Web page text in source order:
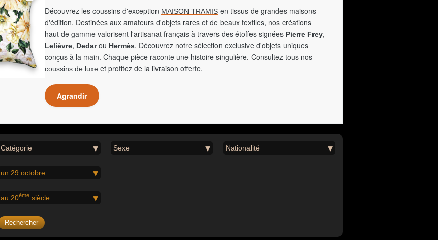
Découvrez les coussins d'exception MAISON TRAMIS en tissus de grandes maisons
d'édition. Destinées aux amateurs d'objets rares et de beaux textiles, nos créations
haut de gamme valorisent l'artisanat français à travers des étoffes signées Pierre Frey,
Lelièvre, Dedarou Hermès. Découvrez notre sélection exclusive d'objets uniques
conçus à la main. Chaque pièce raconte une histoire singulière. Consultez tous nos
coussins de luxe et profitez de la livraison offerte.
Agrandir
Catégorie Sexe Nationalité
un 29 octobre
au 20ème siècle